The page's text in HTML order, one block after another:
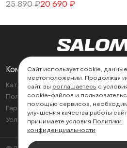
25 890 ₽20 690 ₽
Компания
Каталог
Политика возврата
Гарантии
Условия эксплуатации
Поддержка
Контакты
Найти
Сайт использует cookie,
местоположении. Продолжая
сайт, вы соглашаетесь с
cookie-файлов и
помощью сервисов,
улучшения качества работы
принимаете условия Политики
конфиденциальности